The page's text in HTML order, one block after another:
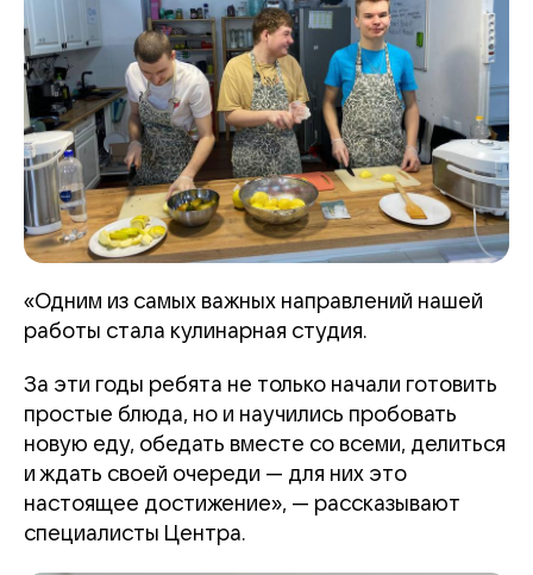
«Одним из самых важных направлений нашей
работы стала кулинарная студия.
За эти годы ребята не только начали готовить
простые блюда, но и научились пробовать
новую еду, обедать вместе со всеми, делиться
и ждать своей очереди — для них это
настоящее достижение», — рассказывают
специалисты Центра.